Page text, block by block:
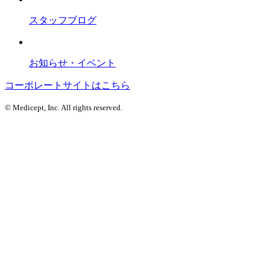
スタッフブログ
お知らせ・イベント
コーポレートサイトはこちら
© Medicept, Inc. All rights reserved.